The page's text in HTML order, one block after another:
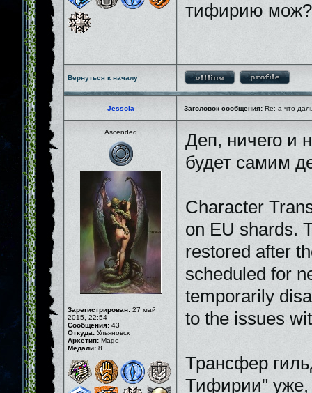
тифирию мож?
Вернуться к началу
Jessola Заголовок сообщения: Re: а что
Ascended
Зарегистрирован: 27 май
2015, 22:54
Сообщения: 43
Откуда: Ульяновск
Архетип: Mage
Медали: 8
Деп, ничего и
будет самим
Character
on EU shards.
restored after
scheduled for
temporarily
to the issues
Трансфер
Тифирии" уже,